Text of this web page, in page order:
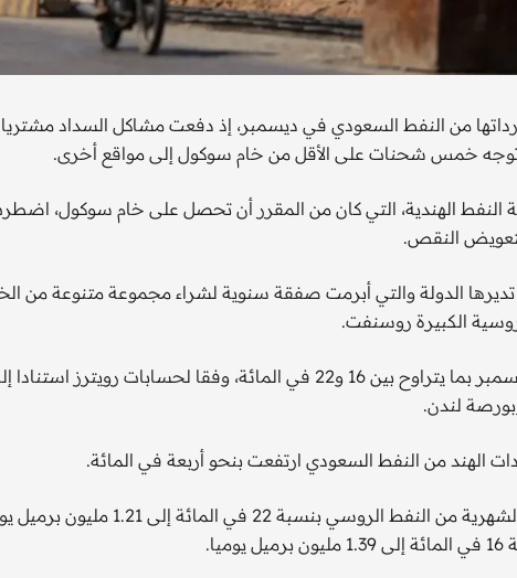
من النفط السعودي في ديسمبر، إذ دفعت مشاكل السداد
الهندية، التي كان من المقرر أن تحصل على خام سوكول،
النقص.
الدولة والتي أبرمت صفقة سنوية لشراء مجموعة متنوعة من
الكبيرة روسنفت.
وانخفضت واردات الهند النفطية من روسيا في ديسمبر بما يتراوح بين 16 و22 في المائة، وفقا لحسابات رويترز
لندن.
الهند من النفط السعودي ارتفعت بنحو أربعة في المائة.
وتظهر بيانات بورصة لندن انخفاض واردات الهند الشهرية من النفط الروسي بنسبة